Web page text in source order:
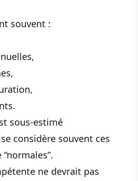
souvent :
sous-estimé
considère souvent ces
ne devrait pas